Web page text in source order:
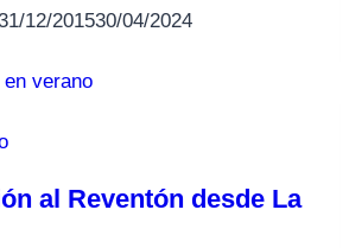
12/201530/04/2024
al Reventón desde La